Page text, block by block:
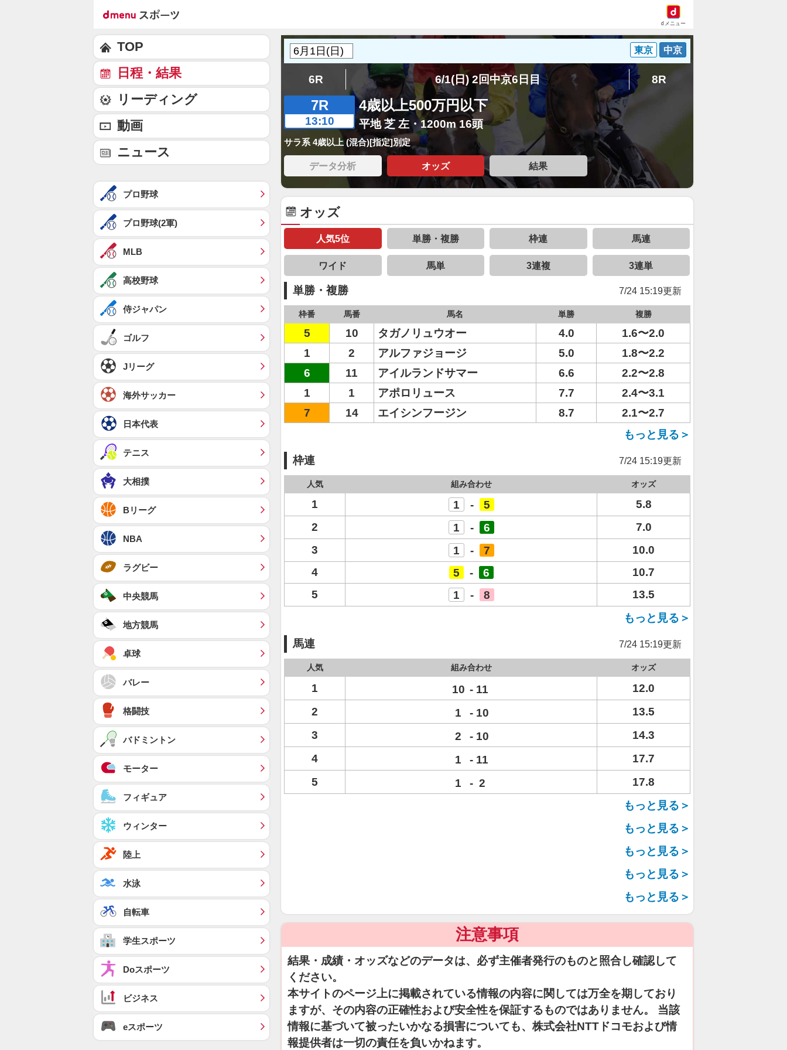
dメニュー
東京 中京
6R 6/1(日) 2回中京6日目 8R
7R
13:10
4歳以上500万円以下
平地 芝 左・1200m 16頭
サラ系 4歳以上 (混合)[指定]別定
データ分析 オッズ 結果
オッズ
人気5位 単勝・複勝 枠連 馬連
ワイド 馬単 3連複 3連単
単勝・複勝 7/24 15:19更新
枠番 馬番 馬名 単勝 複勝
5 10 タガノリュウオー 4.0
1.6〜2.0
1
2 アルファジョージ 5.0
1.8〜2.2
6
11 アイルランドサマー 6.6
2.2〜2.8
1
1 アポロリュース 7.7
2.4〜3.1
7
14 エイシンフージン 8.7
2.1〜2.7
もっと見る＞
枠連 7/24 15:19更新
人気 組み合わせ オッズ
1 1 - 5
5.8
2
1 - 6
7.0
3
1 - 7
10.0
4
5 - 6
10.7
5
1 - 8
13.5
もっと見る＞
馬連 7/24 15:19更新
人気 組み合わせ オッズ
1 10 - 11
12.0
2
1 - 10
13.5
3
2 - 10
14.3
4
1 - 11
17.7
5
1 - 2
17.8
もっと見る＞
もっと見る＞
もっと見る＞
もっと見る＞
もっと見る＞
注意事項
結果・成績・オッズなどのデータは、必ず主催者発行のものと照合し確認して
ください。
本サイトのページ上に掲載されている情報の内容に関しては万全を期しており
ますが、その内容の正確性および安全性を保証するものではありません。 当該
情報に基づいて被ったいかなる損害についても、株式会社NTTドコモおよび情
報提供者は一切の責任を負いかねます。
TOP
日程・結果
リーディング
動画
ニュース
プロ野球
プロ野球(2軍)
MLB
高校野球
侍ジャパン
ゴルフ
Jリーグ
海外サッカー
日本代表
テニス
大相撲
Bリーグ
NBA
ラグビー
中央競馬
地方競馬
卓球
バレー
格闘技
バドミントン
モーター
フィギュア
ウィンター
陸上
水泳
自転車
学生スポーツ
Doスポーツ
ビジネス
eスポーツ